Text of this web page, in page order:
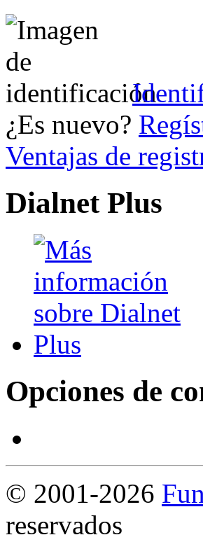
¿Es nuevo?
Ventajas de
Dialnet Plus
Opciones de
© 2001-2026
reservados